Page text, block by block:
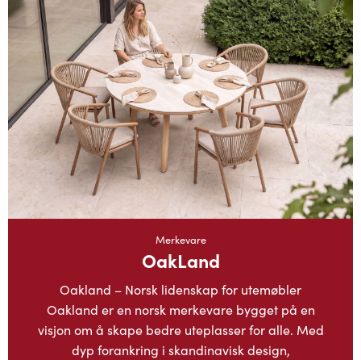
Merkevare
OakLand
Oakland – Norsk lidenskap for utemøbler
Oakland er en norsk merkevare bygget på en
visjon om å skape bedre uteplasser for alle. Med
dyp forankring i skandinavisk design,